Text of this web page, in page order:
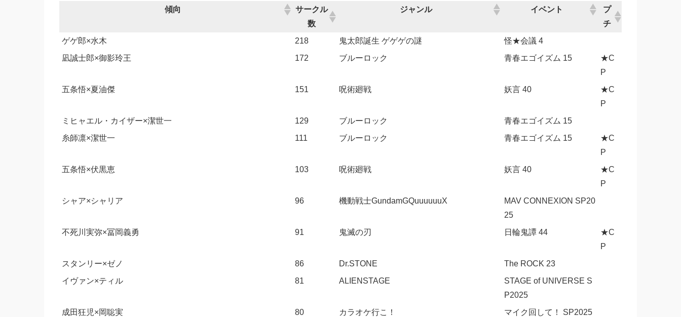
傾向
サークル
数
ジャンル イベント
プ
チ
ゲゲ郎×水木
218 鬼太郎誕生 ゲゲゲの謎
怪★会議 4
凪誠士郎×御影玲王
172 ブルーロック 青春エゴイズム 15
★C
P
五条悟×夏油傑
151 呪術廻戦 妖言 40
★C
P
ミヒャエル・カイザー×潔世一
129 ブルーロック
青春エゴイズム 15
糸師凛×潔世一
111 ブルーロック 青春エゴイズム 15
★C
P
五条悟×伏黒恵
103 呪術廻戦 妖言 40
★C
P
シャア×シャリア
96 機動戦士GundamGQuuuuuuX
MAV CONNEXION SP20
25
不死川実弥×冨岡義勇
91 鬼滅の刃 日輪鬼譚 44
★C
P
スタンリー×ゼノ
86 Dr.STONE
The ROCK 23
イヴァン×ティル
81 ALIENSTAGE
STAGE of UNIVERSE S
P2025
成田狂児×岡聡実
80 カラオケ行こ！
マイク回して！ SP2025